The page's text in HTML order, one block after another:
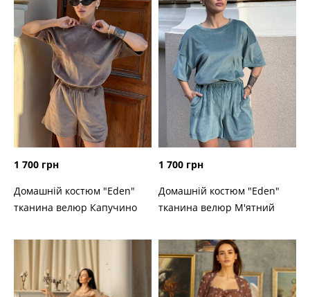
1 700 грн
Домашній костюм "Eden"
тканина велюр Капучино
1 700 грн
Домашній костюм "Eden"
тканина велюр М'ятний